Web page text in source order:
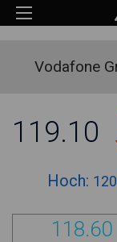
Vodafone
119.10
Hoch:
118.60